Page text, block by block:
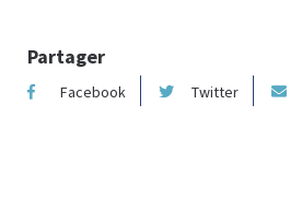
Partager
Facebook Twitter